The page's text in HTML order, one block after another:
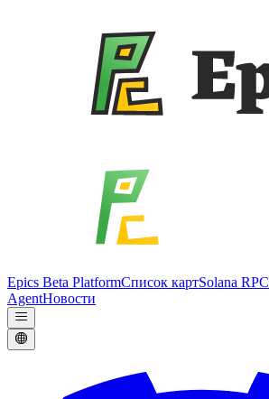
Epics Beta PlatformСписок картSolana RPC
AgentНовости